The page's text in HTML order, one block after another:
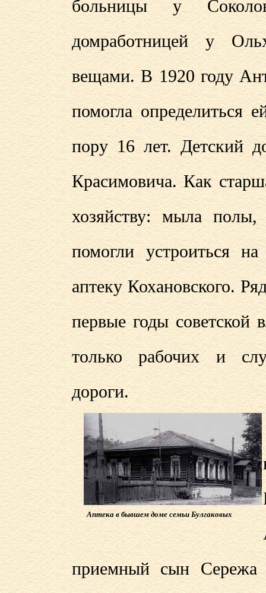
больницы у
домработницей у
вещами. В 1920 году
помогла
пору 16 лет. Детский
Красимовича. Как
хозяйству: мыла
помогли устроиться
аптеку Кохановского.
первые годы советской
только рабочих и
дороги.
Аптека в бывшем доме семьи Булгаковых
приемный сын Сережа